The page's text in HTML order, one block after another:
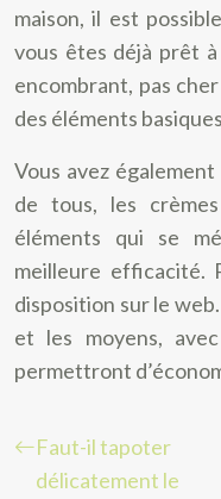
maison, il est
vous êtes déjà prêt
encombrant, pas
des éléments
Vous avez
de tous, les
éléments qui se
meilleure efficacité.
disposition sur le
et les moyens,
permettront
Faut-il tapoter
délicatement le